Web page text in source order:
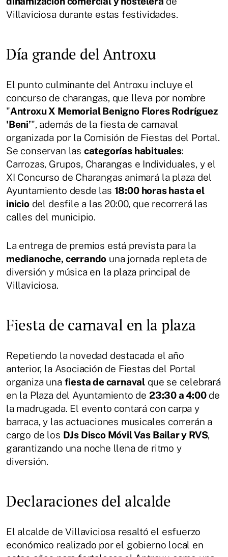
Villaviciosa durante estas festividades.
Día grande del Antroxu
El punto culminante del Antroxu incluye el
concurso de charangas, que lleva por nombre
"Antroxu X Memorial Benigno Flores Rodríguez
'Beni’", además de la fiesta de carnaval
organizada por la Comisión de Fiestas del Portal.
Se conservan las categorías habituales:
Carrozas, Grupos, Charangas e Individuales, y el
XI Concurso de Charangas animará la plaza del
Ayuntamiento desde las 18:00 horas hasta el
iniciodel desfile a las 20:00, que recorrerá las
calles del municipio.
La entrega de premios está prevista para la
medianoche, cerrando una jornada repleta de
diversión y música en la plaza principal de
Villaviciosa.
Fiesta de carnaval en la plaza
Repetiendo la novedad destacada el año
anterior, la Asociación de Fiestas del Portal
organiza una fiesta de carnaval que se celebrará
en la Plaza del Ayuntamiento de 23:30 a 4:00de
la madrugada. El evento contará con carpa y
barraca, y las actuaciones musicales correrán a
cargo de los DJs Disco Móvil Vas Bailar y RVS,
garantizando una noche llena de ritmo y
diversión.
Declaraciones del alcalde
El alcalde de Villaviciosa resaltó el esfuerzo
económico realizado por el gobierno local en